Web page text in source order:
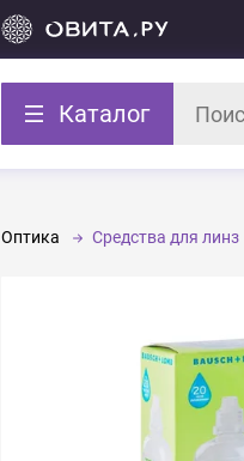
Каталог
Оптика Средства для линз